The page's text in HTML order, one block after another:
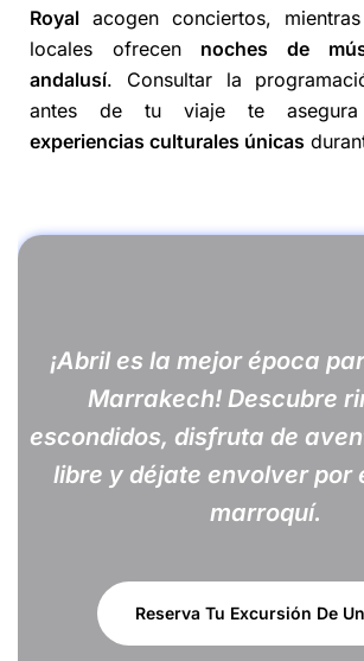
Royal acogen conciertos,
locales ofrecen noches de
andalusí. Consultar la
antes de tu viaje te
experiencias culturales únicas
¡Abril es la mejor época
Marrakech! Descubre
escondidos, disfruta de
libre y déjate envolver por
marroquí.
Reserva Tu Excursión De